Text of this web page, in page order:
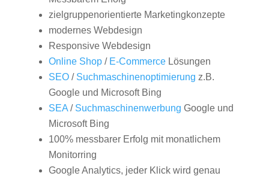
zielgruppenorientierte Marketingkonzepte
modernes Webdesign
Responsive Webdesign
Online Shop/ E-CommerceLösungen
SEO/ Suchmaschinenoptimierung z.B.
Google und Microsoft Bing
SEA/ Suchmaschinenwerbung Google und
Microsoft Bing
100% messbarer Erfolg mit monatlichem
Monitorring
Google Analytics, jeder Klick wird genau